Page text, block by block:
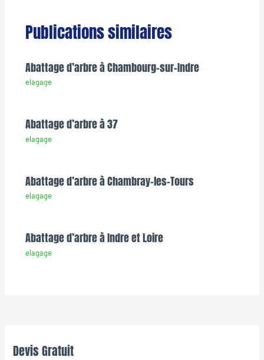
Publications similaires
Abattage d’arbre à Chambourg-sur-Indre
elagage
Abattage d’arbre à 37
elagage
Abattage d’arbre à Chambray-les-Tours
elagage
Abattage d’arbre à Indre et Loire
elagage
Devis Gratuit